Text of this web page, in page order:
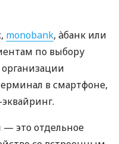
monobank, àбанк или
по выбору
в смартфоне,
— это отдельное